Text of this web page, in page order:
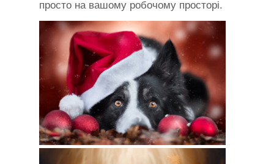
просто на вашому робочому просторі.